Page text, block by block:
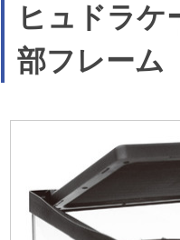
ヒュドラケ
部フレーム